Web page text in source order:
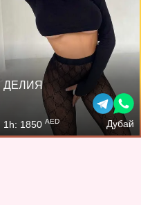
ДЕЛИЯ
1h: 1850AED Дубай